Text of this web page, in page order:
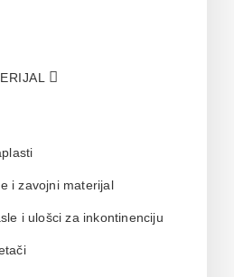
i zavojni materijal
i ulošci za inkontinenciju